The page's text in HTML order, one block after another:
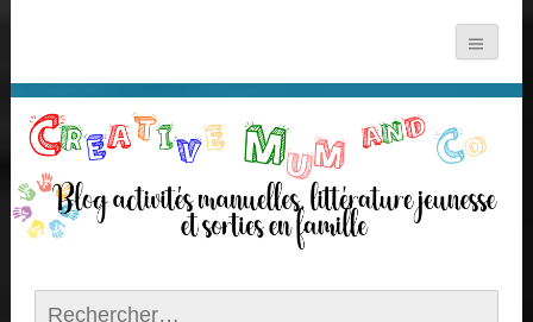
Rechercher :